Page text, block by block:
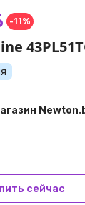
-11%
сейчас